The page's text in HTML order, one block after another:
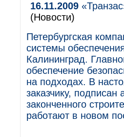
16.11.2009
(Новости)
Петербургская
системы
Калининград.
обеспечение
на подходах. В
заказчику, подписан
законченного
работают в новом